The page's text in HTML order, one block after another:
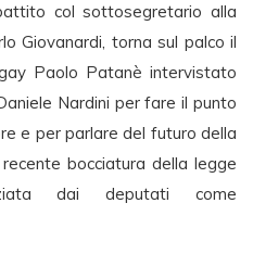
col sottosegretario alla
Giovanardi, torna sul palco il
Paolo Patanè intervistato
Nardini per fare il punto
e per parlare del futuro della
bocciatura della legge
dai deputati come